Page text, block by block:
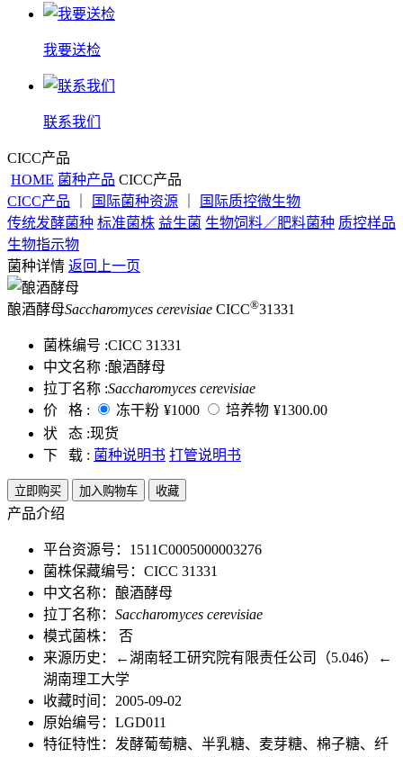
我要送检
联系我们
CICC产品
HOME 菌种产品 CICC产品
CICC产品
国际菌种资源
国际质控微生物
传统发酵菌种 标准菌株 益生菌 生物饲料／肥料菌种 质控样品
生物指示物
菌种详情 返回上一页
酿酒酵母Saccharomyces cerevisiae CICC®31331
菌株编号 :CICC 31331
中文名称 :酿酒酵母
拉丁名称 :Saccharomyces cerevisiae
价 格 :
冻干粉 ¥1000 培养物 ¥1300.00
状 态 :现货
下 载 : 菌种说明书 打管说明书
立即购买 加入购物车 收藏
产品介绍
平台资源号：1511C0005000003276
菌株保藏编号：CICC 31331
中文名称：酿酒酵母
拉丁名称： Saccharomyces cerevisiae
模式菌株： 否
来源历史：←湖南轻工研究院有限责任公司（5.046）←
湖南理工大学
收藏时间：2005-09-02
原始编号：LGD011
特征特性：发酵葡萄糖、半乳糖、麦芽糖、棉子糖、纤